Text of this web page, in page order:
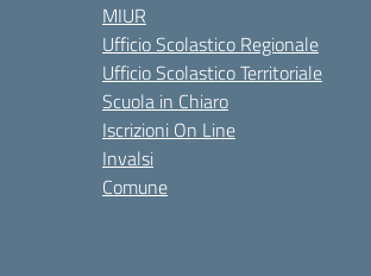
MIUR
Ufficio Scolastico Regionale
Ufficio Scolastico Territoriale
Scuola in Chiaro
Iscrizioni On Line
Invalsi
Comune